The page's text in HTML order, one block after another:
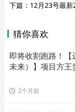
下篇： 12月23号最新
猜你喜欢
即将收割跑路！
未来）】项目方王
2个月前